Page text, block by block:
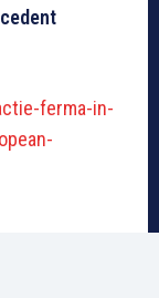
ferma-in-